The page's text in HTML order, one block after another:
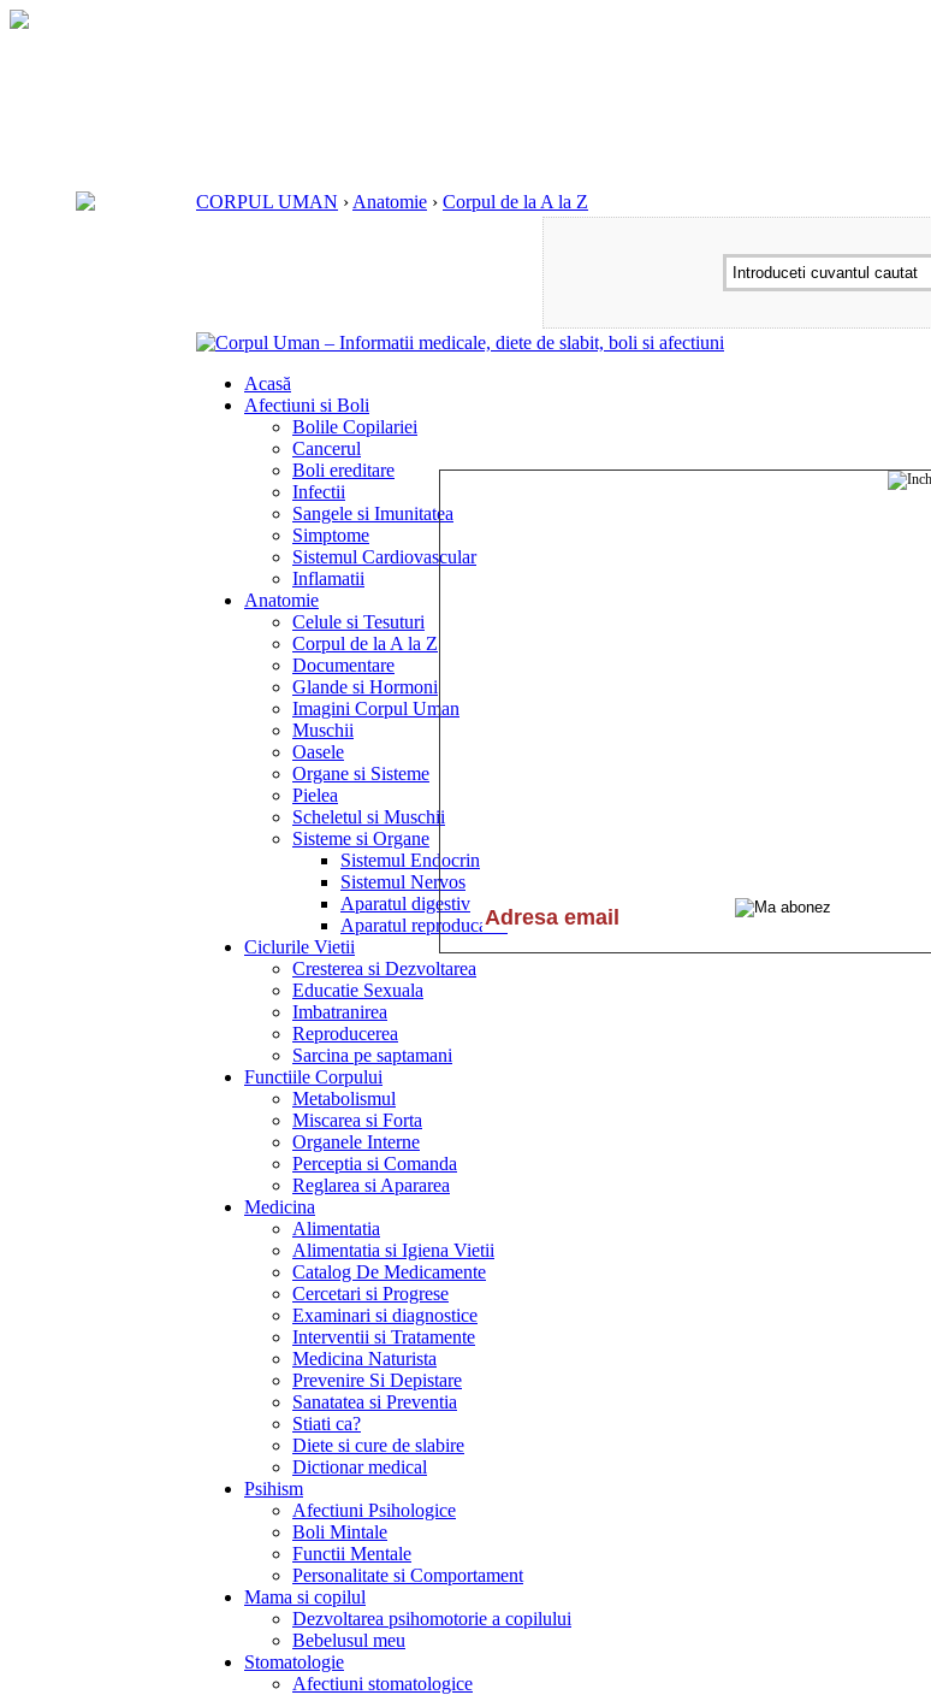
CORPUL UMAN › Anatomie › Corpul de la A la Z
Acasă
Afectiuni si Boli
Bolile Copilariei
Cancerul
Boli ereditare
Infectii
Sangele si Imunitatea
Simptome
Sistemul Cardiovascular
Inflamatii
Anatomie
Celule si Tesuturi
Corpul de la A la Z
Documentare
Glande si Hormoni
Imagini Corpul Uman
Muschii
Oasele
Organe si Sisteme
Pielea
Scheletul si Muschii
Sisteme si Organe
Sistemul Endocrin
Sistemul Nervos
Aparatul digestiv
Aparatul reproducator
Ciclurile Vietii
Cresterea si Dezvoltarea
Educatie Sexuala
Imbatranirea
Reproducerea
Sarcina pe saptamani
Functiile Corpului
Metabolismul
Miscarea si Forta
Organele Interne
Perceptia si Comanda
Reglarea si Apararea
Medicina
Alimentatia
Alimentatia si Igiena Vietii
Catalog De Medicamente
Cercetari si Progrese
Examinari si diagnostice
Interventii si Tratamente
Medicina Naturista
Prevenire Si Depistare
Sanatatea si Preventia
Stiati ca?
Diete si cure de slabire
Dictionar medical
Psihism
Afectiuni Psihologice
Boli Mintale
Functii Mentale
Personalitate si Comportament
Mama si copilul
Dezvoltarea psihomotorie a copilului
Bebelusul meu
Stomatologie
Afectiuni stomatologice